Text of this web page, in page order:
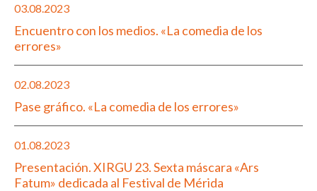
03.08.2023
Encuentro con los medios. «La comedia de los
errores»
02.08.2023
Pase gráfico. «La comedia de los errores»
01.08.2023
Presentación. XIRGU 23. Sexta máscara «Ars
Fatum» dedicada al Festival de Mérida